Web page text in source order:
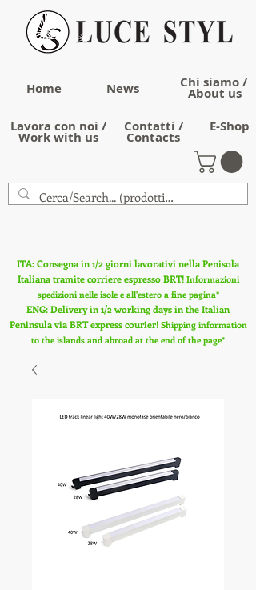
Home News Chi siamo /
About us
Lavora con noi /
Work with us
Contatti /
Contacts
E-Shop
ITA: Consegna in 1/2 giorni lavorativi nella Penisola
Italiana tramite corriere espresso BRT! Informazioni
spedizioni nelle isole e all'estero a fine pagina*
ENG: Delivery in 1/2 working days in the Italian
Peninsula via BRT express courier! Shipping information
to the islands and abroad at the end of the page*